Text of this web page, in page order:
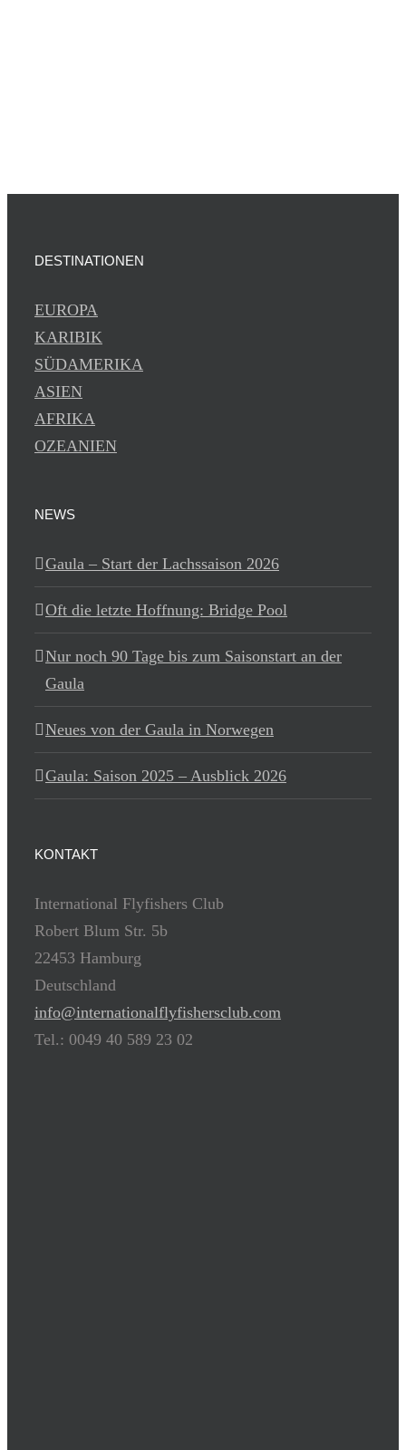
DESTINATIONEN
EUROPA
KARIBIK
SÜDAMERIKA
ASIEN
AFRIKA
OZEANIEN
NEWS
Gaula – Start der Lachssaison 2026
Oft die letzte Hoffnung: Bridge Pool
Nur noch 90 Tage bis zum Saisonstart an der
Gaula
Neues von der Gaula in Norwegen
Gaula: Saison 2025 – Ausblick 2026
KONTAKT
International Flyfishers Club
Robert Blum Str. 5b
22453 Hamburg
Deutschland
info@internationalflyfishersclub.com
Tel.: 0049 40 589 23 02